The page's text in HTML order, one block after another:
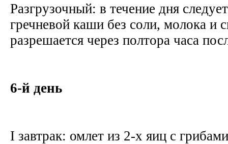
Разгрузочный: в течение дня
гречневой каши без соли, молока и
разрешается через полтора часа
6-й день
I завтрак: омлет из 2-х яиц с